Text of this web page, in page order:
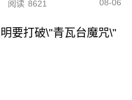
阅读 8621 08-06
要打破\"青瓦台魔咒\"